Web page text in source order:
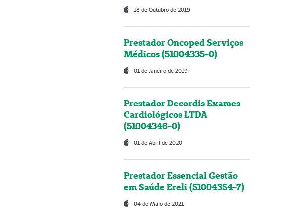
18 de Outubro de 2019
Prestador Oncoped Serviços
Médicos (51004335-0)
01 de Janeiro de 2019
Prestador Decordis Exames
Cardiológicos LTDA
(51004346-0)
01 de Abril de 2020
Prestador Essencial Gestão
em Saúde Ereli (51004354-7)
04 de Maio de 2021